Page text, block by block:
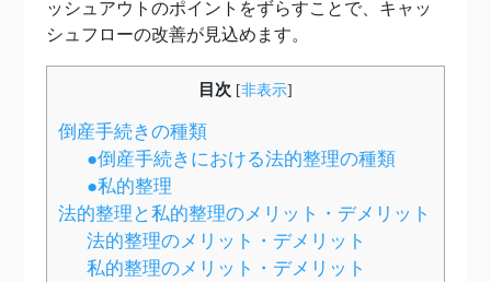
ッシュアウトのポイントをずらすことで、キャッ
シュフローの改善が見込めます。
目次 [非表示]
倒産手続きの種類
●倒産手続きにおける法的整理の種類
●私的整理
法的整理と私的整理のメリット・デメリット
法的整理のメリット・デメリット
私的整理のメリット・デメリット